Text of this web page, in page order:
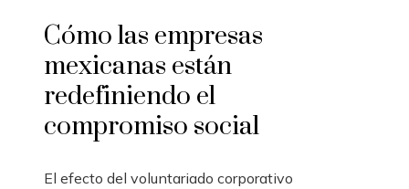
Cómo las empresas
mexicanas están
redefiniendo el
compromiso social
El efecto del voluntariado corporativo